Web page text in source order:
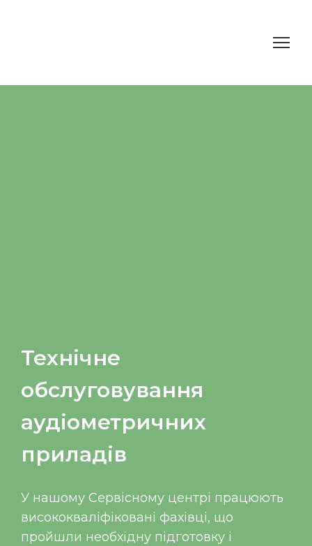
Технічне
обслуговування
аудіометричних
приладів
У нашому Сервісному центрі працюють
висококваліфіковані фахівці, що
пройшли необхідну підготовку і